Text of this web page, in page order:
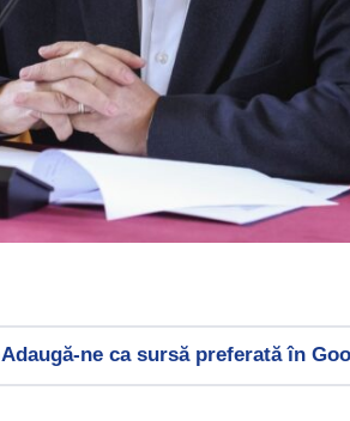
Adaugă-ne ca sursă preferată în